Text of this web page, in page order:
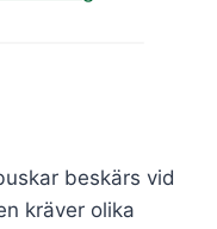
beskärs vid
kräver olika